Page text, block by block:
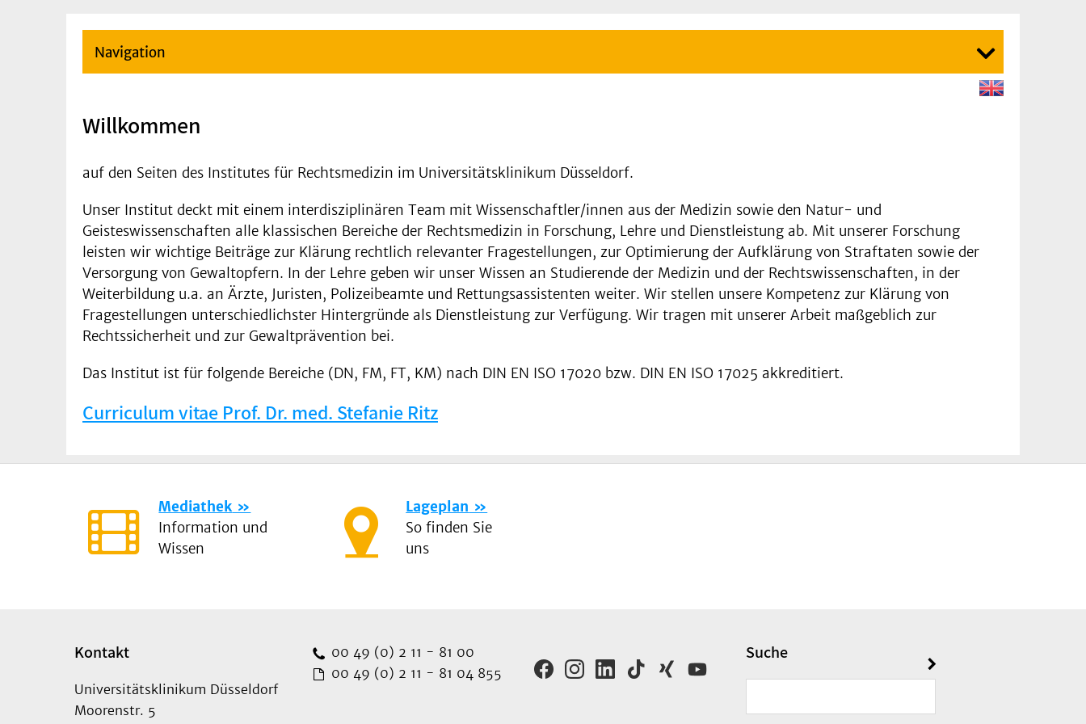
Navigation
Willkommen
auf den Seiten des Institutes für Rechtsmedizin im Universitätsklinikum Düsseldorf.
Unser Institut deckt mit einem interdisziplinären Team mit Wissenschaftler/innen aus der Medizin sowie den Natur- und
Geisteswissenschaften alle klassischen Bereiche der Rechtsmedizin in Forschung, Lehre und Dienstleistung ab. Mit unserer Forschung
leisten wir wichtige Beiträge zur Klärung rechtlich relevanter Fragestellungen, zur Optimierung der Aufklärung von Straftaten sowie der
Versorgung von Gewaltopfern. In der Lehre geben wir unser Wissen an Studierende der Medizin und der Rechtswissenschaften, in der
Weiterbildung u.a. an Ärzte, Juristen, Polizeibeamte und Rettungsassistenten weiter. Wir stellen unsere Kompetenz zur Klärung von
Fragestellungen unterschiedlichster Hintergründe als Dienstleistung zur Verfügung. Wir tragen mit unserer Arbeit maßgeblich zur
Rechtssicherheit und zur Gewaltprävention bei.
Das Institut ist für folgende Bereiche (DN, FM, FT, KM) nach DIN EN ISO 17020 bzw. DIN EN ISO 17025 akkreditiert.
Curriculum vitae Prof. Dr. med. Stefanie Ritz
Mediathek
Information und
Wissen
Lageplan
So finden Sie
uns
Kontakt
Universitätsklinikum Düsseldorf
Moorenstr. 5
00 49 (0) 2 11 - 81 00
00 49 (0) 2 11 - 81 04 855
Suche